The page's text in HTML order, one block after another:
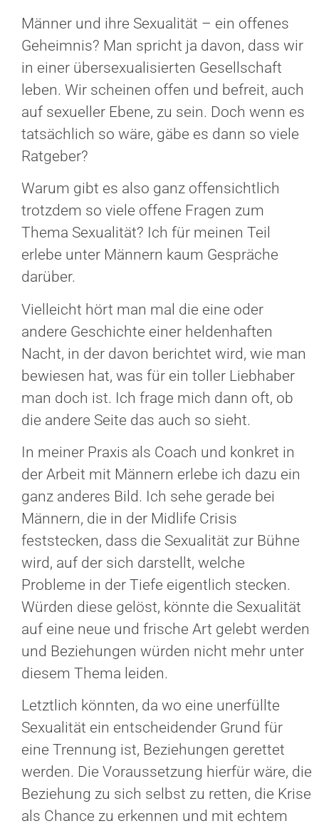
Männer und ihre Sexualität – ein offenes
Geheimnis? Man spricht ja davon, dass wir
in einer übersexualisierten Gesellschaft
leben. Wir scheinen offen und befreit, auch
auf sexueller Ebene, zu sein. Doch wenn es
tatsächlich so wäre, gäbe es dann so viele
Ratgeber?
Warum gibt es also ganz offensichtlich
trotzdem so viele offene Fragen zum
Thema Sexualität? Ich für meinen Teil
erlebe unter Männern kaum Gespräche
darüber.
Vielleicht hört man mal die eine oder
andere Geschichte einer heldenhaften
Nacht, in der davon berichtet wird, wie man
bewiesen hat, was für ein toller Liebhaber
man doch ist. Ich frage mich dann oft, ob
die andere Seite das auch so sieht.
In meiner Praxis als Coach und konkret in
der Arbeit mit Männern erlebe ich dazu ein
ganz anderes Bild. Ich sehe gerade bei
Männern, die in der Midlife Crisis
feststecken, dass die Sexualität zur Bühne
wird, auf der sich darstellt, welche
Probleme in der Tiefe eigentlich stecken.
Würden diese gelöst, könnte die Sexualität
auf eine neue und frische Art gelebt werden
und Beziehungen würden nicht mehr unter
diesem Thema leiden.
Letztlich könnten, da wo eine unerfüllte
Sexualität ein entscheidender Grund für
eine Trennung ist, Beziehungen gerettet
werden. Die Voraussetzung hierfür wäre, die
Beziehung zu sich selbst zu retten, die Krise
als Chance zu erkennen und mit echtem